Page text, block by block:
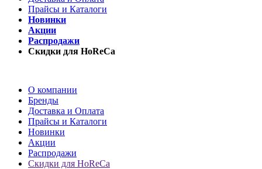
Прайсы и Каталоги
Новинки
Акции
Распродажи
Скидки для HoReCa
О компании
Бренды
Доставка и Оплата
Прайсы и Каталоги
Новинки
Акции
Распродажи
Скидки для HoReCa